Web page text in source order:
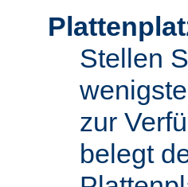
Stellen
zur
belegt